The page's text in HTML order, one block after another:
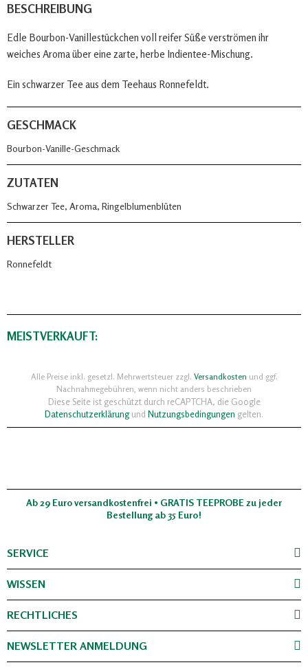
BESCHREIBUNG
Edle Bourbon-Vanillestückchen voll reifer Süße verströmen ihr
weiches Aroma über eine zarte, herbe Indientee-Mischung.
Ein schwarzer Tee aus dem Teehaus Ronnefeldt.
GESCHMACK
Bourbon-Vanille-Geschmack
ZUTATEN
Schwarzer Tee, Aroma, Ringelblumenblüten
HERSTELLER
Ronnefeldt
MEISTVERKAUFT:
Alle Preise inkl. gesetzl. Mehrwertsteuer zzgl. Versandkosten und ggf.
Nachnahmegebühren, wenn nicht anders beschrieben
Diese Seite ist geschützt durch reCAPTCHA, die Google
Datenschutzerklärungund Nutzungsbedingungen gelten.
Ab 29 Euro versandkostenfrei • GRATIS TEEPROBE zu jeder
Bestellung ab 35 Euro!
SERVICE
WISSEN
RECHTLICHES
NEWSLETTER ANMELDUNG